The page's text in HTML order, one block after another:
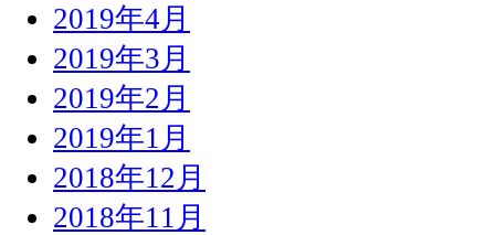
2019年4月
2019年3月
2019年2月
2019年1月
2018年12月
2018年11月